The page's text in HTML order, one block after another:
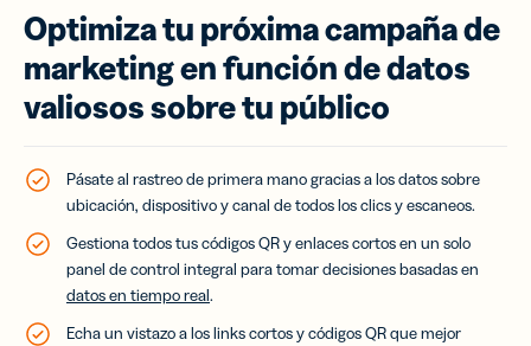
Optimiza tu próxima campaña de
marketing en función de datos
valiosos sobre tu público
Pásate al rastreo de primera mano gracias a los datos sobre
ubicación, dispositivo y canal de todos los clics y escaneos.
Gestiona todos tus códigos QR y enlaces cortos en un solo
panel de control integral para tomar decisiones basadas en
datos en tiempo real.
Echa un vistazo a los links cortos y códigos QR que mejor